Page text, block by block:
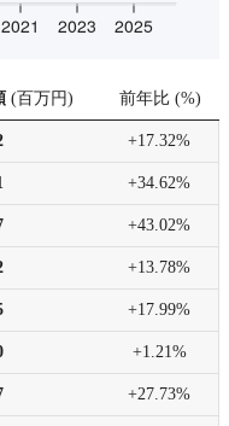
(百万円) 前年比 (%)
+17.32%
+34.62%
+43.02%
+13.78%
+17.99%
+1.21%
+27.73%